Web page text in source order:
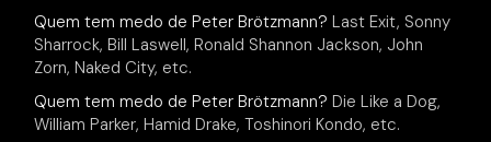
Quem tem medo de Peter Brötzmann? Last Exit, Sonny
Sharrock, Bill Laswell, Ronald Shannon Jackson, John
Zorn, Naked City, etc.
Quem tem medo de Peter Brötzmann? Die Like a Dog,
William Parker, Hamid Drake, Toshinori Kondo, etc.